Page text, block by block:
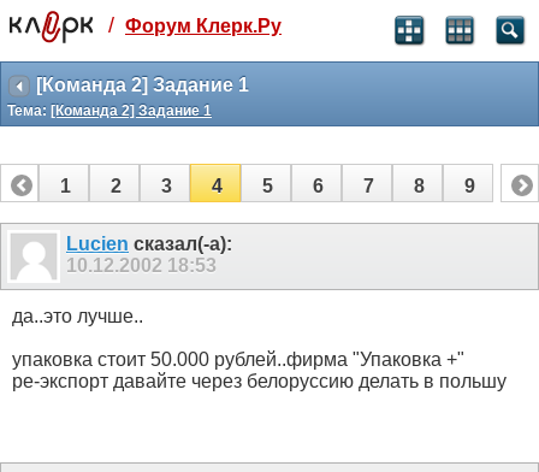
Святые угодники, Клерк без рекламы
прекрасен:)
месяц
3 месяца
259 ₽
-10%
полгода
499 ₽
-15%
Отмена Оплатить
/ Форум Клерк.Ру
[Команда 2] Задание 1
Тема: [Команда 2] Задание 1
1 2 3 4 5 6 7 8 9
Lucien сказал(-а):
10.12.2002 18:53
да..это лучше..
упаковка стоит 50.000 рублей..фирма "Упаковка +"
ре-экспорт давайте через белоруссию делать в польшу